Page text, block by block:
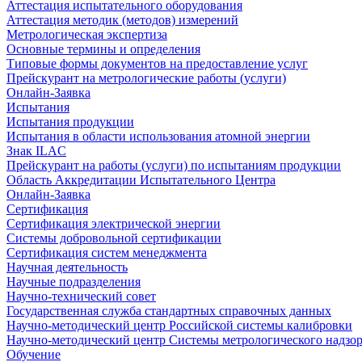
Аттестация испытательного оборудования
Аттестация методик (методов) измерений
Метрологическая экспертиза
Основные термины и определения
Типовые формы документов на предоставление услуг
Прейскурант на метрологические работы (услуги)
Онлайн-Заявка
Испытания
Испытания продукции
Испытания в области использования атомной энергии
Знак ILAC
Прейскурант на работы (услуги) по испытаниям продукции
Область Аккредитации Испытательного Центра
Онлайн-Заявка
Сертификация
Сертификация электрической энергии
Системы добровольной сертификации
Сертификация систем менеджмента
Научная деятельность
Научные подразделения
Научно-технический совет
Государственная служба стандартных справочных данных
Научно-методический центр Российской системы калибровки
Научно-методический центр Системы метрологического
Обучение